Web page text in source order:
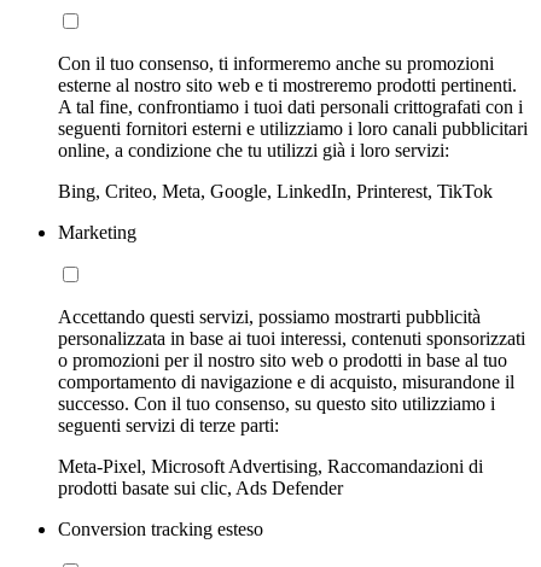
Con il tuo consenso, ti informeremo anche su promozioni
esterne al nostro sito web e ti mostreremo prodotti pertinenti.
A tal fine, confrontiamo i tuoi dati personali crittografati con i
seguenti fornitori esterni e utilizziamo i loro canali pubblicitari
online, a condizione che tu utilizzi già i loro servizi:
Bing, Criteo, Meta, Google, LinkedIn, Printerest, TikTok
Marketing
Accettando questi servizi, possiamo mostrarti pubblicità
personalizzata in base ai tuoi interessi, contenuti sponsorizzati
o promozioni per il nostro sito web o prodotti in base al tuo
comportamento di navigazione e di acquisto, misurandone il
successo. Con il tuo consenso, su questo sito utilizziamo i
seguenti servizi di terze parti:
Meta-Pixel, Microsoft Advertising, Raccomandazioni di
prodotti basate sui clic, Ads Defender
Conversion tracking esteso